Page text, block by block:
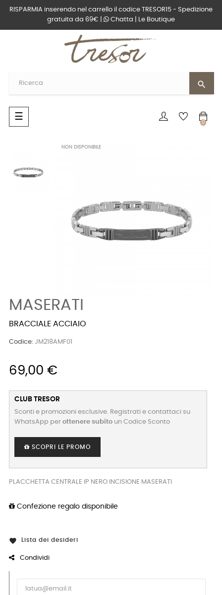
RISPARMIA inserendo nel carrello il codice TRESOR15 - Spedizione
gratuita da 69€ |
Chatta Le Boutique
search
navigazione
Toggle
☰
0
NON DISPONIBILE
MASERATI
BRACCIALE ACCIAIO
Codice: JM218AMF01
69,00 €
CLUB TRESOR
Sconti e promozioni esclusive. Registrati e contattaci su
WhatsApp per ottenere subito un Codice Sconto
SCOPRI LE PROMO
PLACCHETTA CENTRALE IP NERO INCISIONE MASERATI
Confezione regalo disponibile
 Lista dei desideri
Condividi